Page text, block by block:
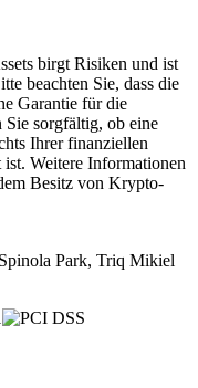
birgt Risiken und ist
beachten Sie, dass die
Garantie für die
sorgfältig, ob eine
Ihrer finanziellen
Weitere Informationen
Besitz von Krypto-
Park, Triq Mikiel